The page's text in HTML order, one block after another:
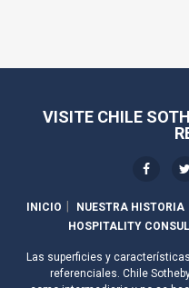
VISITE CHILE
INICIO NUESTRA HISTORIA
HOSPITALITY
Las superficies y
referenciales. Chile